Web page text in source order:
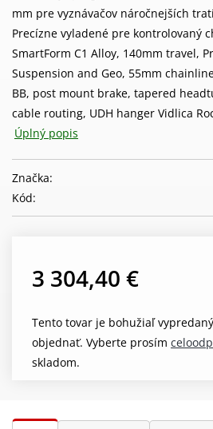
mm pre vyznávačov náročnejších
Precízne vyladené pre kontrolovaný
SmartForm C1 Alloy, 140mm travel,
Suspension and Geo, 55mm
BB, post mount brake, tapered
cable routing, UDH hanger Vidlica
Úplný popis
Značka:
Kód:
3 304,40 €
Tento tovar je bohužiaľ
objednať. Vyberte prosím
skladom.